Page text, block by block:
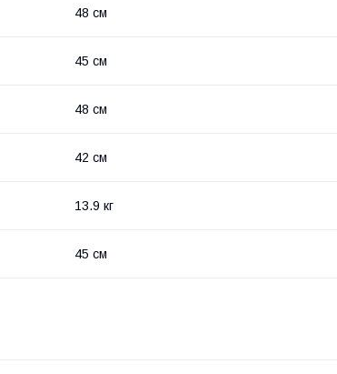
48 см
45 см
48 см
42 см
13.9 кг
45 см